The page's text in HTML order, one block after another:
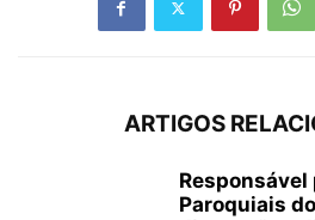
ARTIGOS
Paroquiais